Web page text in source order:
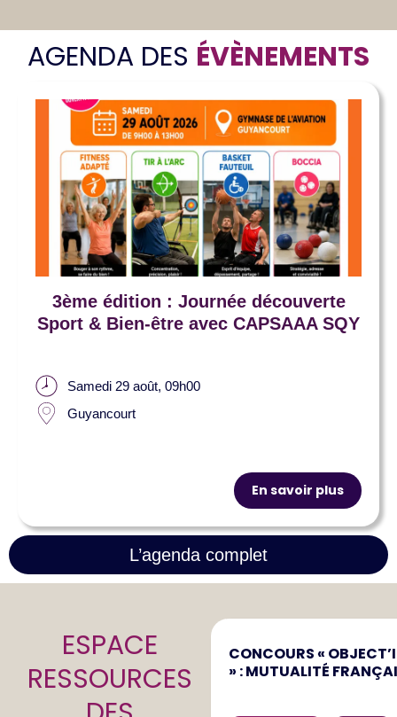
AGENDA DES ÉVÈNEMENTS
3ème édition : Journée découverte
Sport & Bien-être avec CAPSAAA SQY
Samedi 29 août, 09h00
Guyancourt
En savoir plus
L’agenda complet
CONCOURS «
» : MUTUALITÉ
ESPACE
RESSOURCES